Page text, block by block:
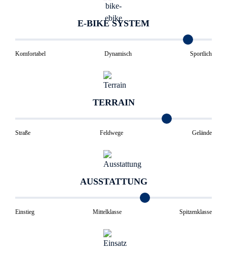
E-BIKE SYSTEM
Komfortabel Dynamisch Sportlich
TERRAIN
Straße Feldwege Gelände
AUSSTATTUNG
Einstieg Mittelklasse Spitzenklasse